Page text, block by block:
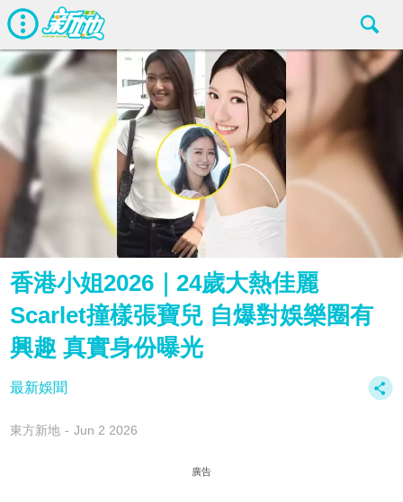
香港小姐2026｜24歲大熱佳麗
Scarlet撞樣張寶兒 自爆對娛樂圈有
興趣 真實身份曝光
最新娛聞
東方新地 Jun 2 2026
廣告